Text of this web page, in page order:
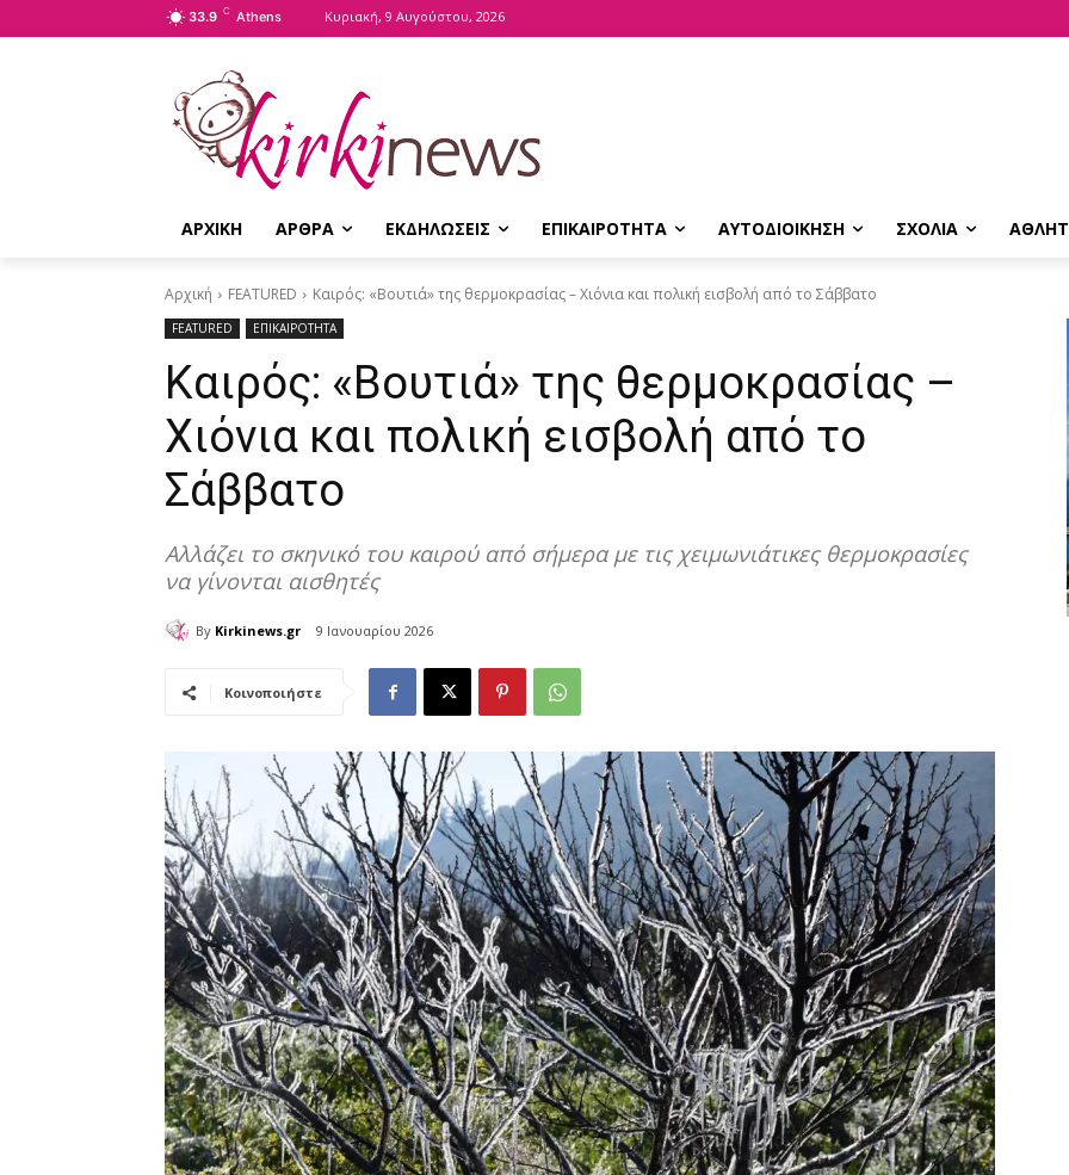
33.9 C Athens Κυριακή, 9 Αυγούστου, 2026
ΑΡΧΙΚΗ ΑΡΘΡΑ ΕΚΔΗΛΩΣΕΙΣ ΕΠΙΚΑΙΡΟΤΗΤΑ ΑΥΤΟΔΙΟΙΚΗΣΗ ΣΧΟΛΙΑ
Αρχική FEATURED Καιρός: «Βουτιά» της θερμοκρασίας – Χιόνια και πολική εισβολή από το Σάββατο
FEATURED ΕΠΙΚΑΙΡΟΤΗΤΑ
Καιρός: «Βουτιά» της θερμοκρασίας –
Χιόνια και πολική εισβολή από το
Σάββατο
Αλλάζει το σκηνικό του καιρού από σήμερα με τις χειμωνιάτικες θερμοκρασίες
να γίνονται αισθητές
By Kirkinews.gr 9 Ιανουαρίου 2026
Κοινοποιήστε